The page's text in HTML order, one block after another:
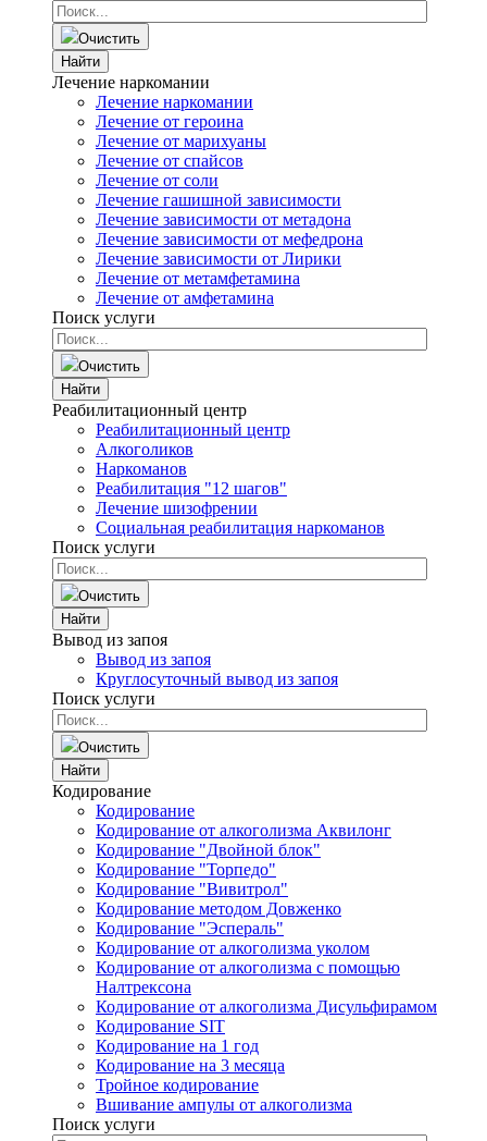
Очистить
Найти
Лечение наркомании
Лечение наркомании
Лечение от героина
Лечение от марихуаны
Лечение от спайсов
Лечение от соли
Лечение гашишной зависимости
Лечение зависимости от метадона
Лечение зависимости от мефедрона
Лечение зависимости от Лирики
Лечение от метамфетамина
Лечение от амфетамина
Поиск услуги
Очистить
Найти
Реабилитационный центр
Реабилитационный центр
Алкоголиков
Наркоманов
Реабилитация "12 шагов"
Лечение шизофрении
Социальная реабилитация наркоманов
Поиск услуги
Очистить
Найти
Вывод из запоя
Вывод из запоя
Круглосуточный вывод из запоя
Поиск услуги
Очистить
Найти
Кодирование
Кодирование
Кодирование от алкоголизма Аквилонг
Кодирование "Двойной блок"
Кодирование "Торпедо"
Кодирование "Вивитрол"
Кодирование методом Довженко
Кодирование "Эспераль"
Кодирование от алкоголизма уколом
Кодирование от алкоголизма с помощью
Налтрексона
Кодирование от алкоголизма Дисульфирамом
Кодирование SIT
Кодирование на 1 год
Кодирование на 3 месяца
Тройное кодирование
Вшивание ампулы от алкоголизма
Поиск услуги